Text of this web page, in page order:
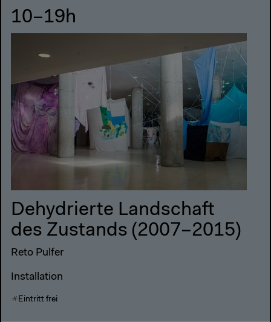
10–19h
Dehydrierte Landschaft
des Zustands (2007–2015)
Reto Pulfer
Installation
Eintritt frei